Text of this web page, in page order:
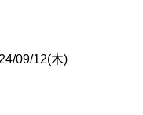
09/12(木)